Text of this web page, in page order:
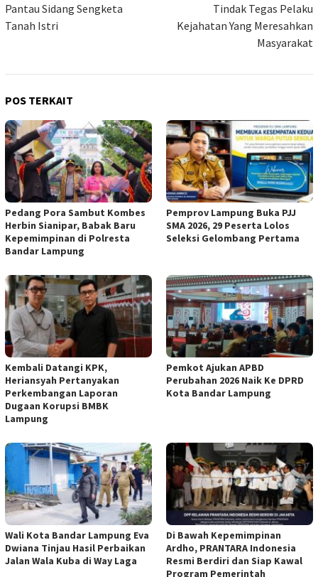
Pantau Sidang Sengketa
Tanah Istri
Tindak Tegas Pelaku
Kejahatan Yang Meresahkan
Masyarakat
POS TERKAIT
Pedang Pora Sambut Kombes
Herbin Sianipar, Babak Baru
Kepemimpinan di Polresta
Bandar Lampung
Pemprov Lampung Buka PJJ
SMA 2026, 29 Peserta Lolos
Seleksi Gelombang Pertama
Kembali Datangi KPK,
Heriansyah Pertanyakan
Perkembangan Laporan
Dugaan Korupsi BMBK
Lampung
Pemkot Ajukan APBD
Perubahan 2026 Naik Ke DPRD
Kota Bandar Lampung
Wali Kota Bandar Lampung Eva
Dwiana Tinjau Hasil Perbaikan
Jalan Wala Kuba di Way Laga
Di Bawah Kepemimpinan
Ardho, PRANTARA Indonesia
Resmi Berdiri dan Siap Kawal
Program Pemerintah